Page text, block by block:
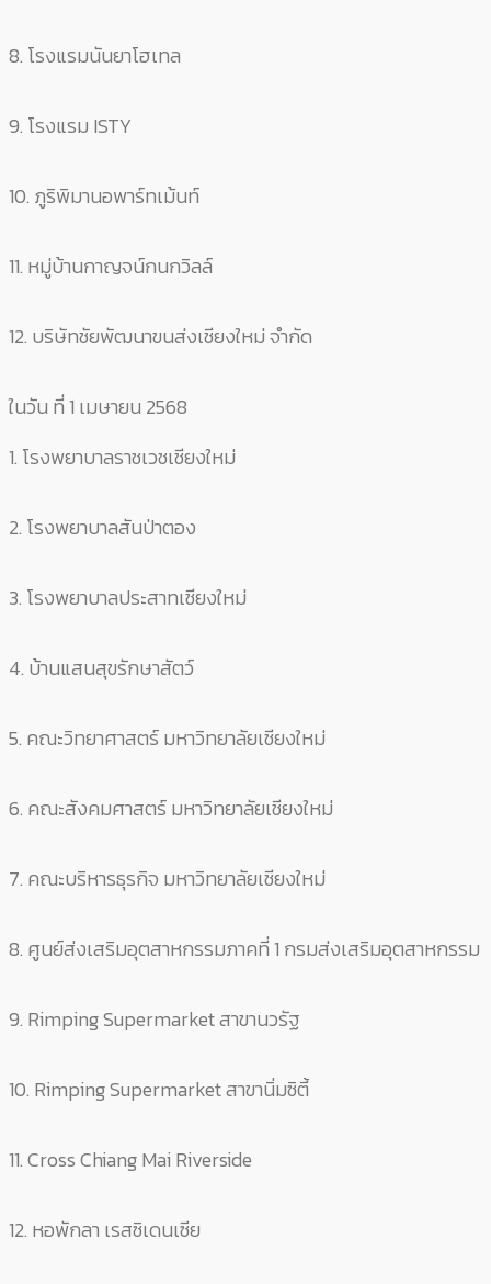
8. โรงแรมนันยาโฮเทล
9. โรงแรม ISTY
10. ภูริพิมานอพาร์ทเม้นท์
11. หมู่บ้านกาญจน์กนกวิลล์
12. บริษัทชัยพัฒนาขนส่งเชียงใหม่ จำกัด
ในวัน ที่ 1 เมษายน 2568
1. โรงพยาบาลราชเวชเชียงใหม่
2. โรงพยาบาลสันป่าตอง
3. โรงพยาบาลประสาทเชียงใหม่
4. บ้านแสนสุขรักษาสัตว์
5. คณะวิทยาศาสตร์ มหาวิทยาลัยเชียงใหม่
6. คณะสังคมศาสตร์ มหาวิทยาลัยเชียงใหม่
7. คณะบริหารธุรกิจ มหาวิทยาลัยเชียงใหม่
8. ศูนย์ส่งเสริมอุตสาหกรรมภาคที่ 1 กรมส่งเสริมอุตสาหกรรม
9. Rimping Supermarket สาขานวรัฐ
10. Rimping Supermarket สาขานิ่มซิตี้
11. Cross Chiang Mai Riverside
12. หอพักลา เรสซิเดนเซีย